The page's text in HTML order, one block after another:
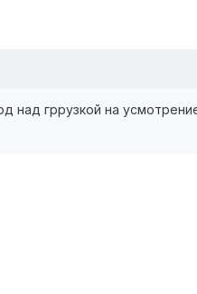
над гррузкой на